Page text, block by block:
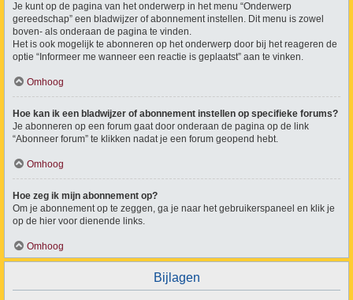
Je kunt op de pagina van het onderwerp in het menu “Onderwerp
gereedschap” een bladwijzer of abonnement instellen. Dit menu is zowel
boven- als onderaan de pagina te vinden.
Het is ook mogelijk te abonneren op het onderwerp door bij het reageren de
optie “Informeer me wanneer een reactie is geplaatst” aan te vinken.
Omhoog
Hoe kan ik een bladwijzer of abonnement instellen op specifieke forums?
Je abonneren op een forum gaat door onderaan de pagina op de link
“Abonneer forum” te klikken nadat je een forum geopend hebt.
Omhoog
Hoe zeg ik mijn abonnement op?
Om je abonnement op te zeggen, ga je naar het gebruikerspaneel en klik je
op de hier voor dienende links.
Omhoog
Bijlagen